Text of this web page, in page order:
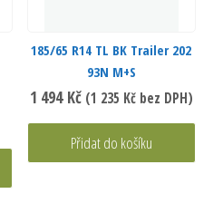
185/65 R14 TL BK Trailer 202
93N M+S
1 494 Kč (1 235 Kčbez DPH)
Přidat do košíku